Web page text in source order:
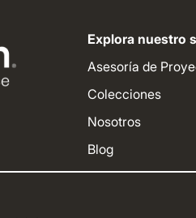
Explora nuestro
Asesoría de
Colecciones
Nosotros
Blog